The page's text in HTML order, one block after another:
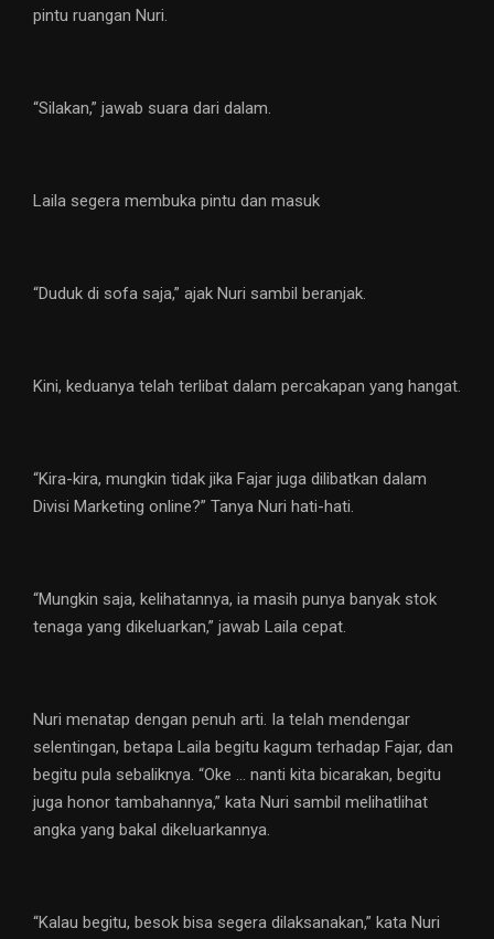
pintu ruangan Nuri.
“Silakan,” jawab suara dari dalam.
Laila segera membuka pintu dan masuk
“Duduk di sofa saja,” ajak Nuri sambil beranjak.
Kini, keduanya telah terlibat dalam percakapan yang hangat.
“Kira-kira, mungkin tidak jika Fajar juga dilibatkan dalam
Divisi Marketing online?” Tanya Nuri hati-hati.
“Mungkin saja, kelihatannya, ia masih punya banyak stok
tenaga yang dikeluarkan,” jawab Laila cepat.
Nuri menatap dengan penuh arti. Ia telah mendengar
selentingan, betapa Laila begitu kagum terhadap Fajar, dan
begitu pula sebaliknya. “Oke … nanti kita bicarakan, begitu
juga honor tambahannya,” kata Nuri sambil melihatlihat
angka yang bakal dikeluarkannya.
“Kalau begitu, besok bisa segera dilaksanakan,” kata Nuri